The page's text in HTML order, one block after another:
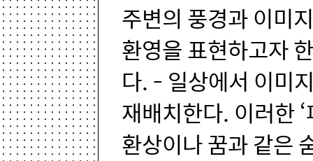
주변의 풍경과 이미
환영을 표현하고자
다. - 일상에서 이미
재배치한다. 이러한
환상이나 꿈과 같은